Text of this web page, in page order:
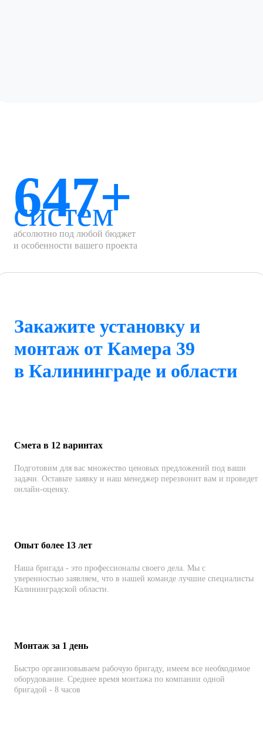
647+
систем
абсолютно под любой бюджет
и особенности вашего проекта
Закажите установку и
монтаж от Камера 39
в Калининграде и области
Смета в 12 варинтах
Подготовим для вас множество ценовых предложений под ваши
задачи. Оставьте заявку и наш менеджер перезвонит вам и проведет
онлайн-оценку.
Опыт более 13 лет
Наша бригада - это профессионалы своего дела. Мы с
уверенностью заявляем, что в нашей команде лучшие специалисты
Калининградской области.
Монтаж за 1 день
Быстро организовываем рабочую бригаду, имеем все необходимое
оборудование. Среднее время монтажа по компании одной
бригадой - 8 часов